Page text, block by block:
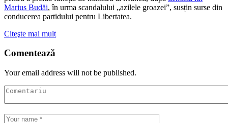
Marius Budăi, în urma scandalului „azilele groazei”, susțin surse din
conducerea partidului pentru Libertatea.
Citeşte mai mult
Comentează
Your email address will not be published.